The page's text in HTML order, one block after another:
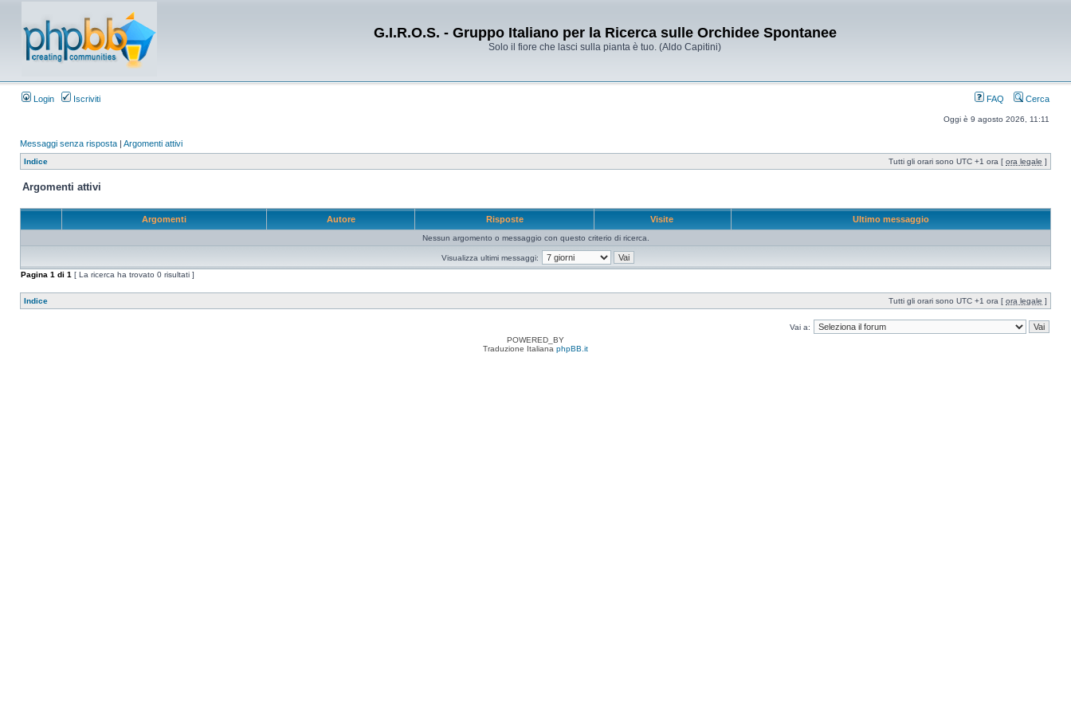
G.I.R.O.S. - Gruppo Italiano per la Ricerca sulle Orchidee Spontanee
Solo il fiore che lasci sulla pianta è tuo. (Aldo Capitini)
Login Iscriviti FAQ Cerca
Oggi è 9 agosto 2026, 11:11
Messaggi senza risposta | Argomenti attivi
Indice Tutti gli orari sono UTC +1 ora [ ora legale ]
Argomenti attivi
Argomenti Autore Risposte Visite Ultimo messaggio
Nessun argomento o messaggio con questo criterio di ricerca.
Visualizza ultimi messaggi:
Pagina 1 di 1 [ La ricerca ha trovato 0 risultati ]
Indice Tutti gli orari sono UTC +1 ora [ ora legale ]
Vai a:
POWERED_BY
Traduzione Italiana phpBB.it